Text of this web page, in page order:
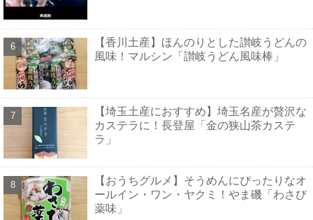
【香川土産】ほんのりとした讃岐うどんの
風味！マルシン「讃岐うどん風味棒」
【埼玉土産におすすめ】埼玉名産が贅沢な
カステラに！長登屋「金の狭山茶カステ
ラ」
【おうちグルメ】そうめんにぴったりなオ
ールイン・ワン・ヤクミ！やま磯「わさび
薬味」